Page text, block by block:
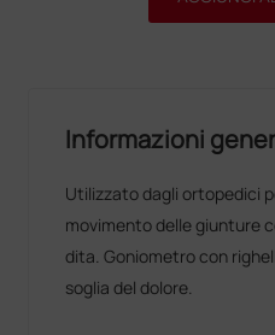
Informazioni
Utilizzato dagli ortopedici
movimento delle giunture
dita. Goniometro con
soglia del dolore.